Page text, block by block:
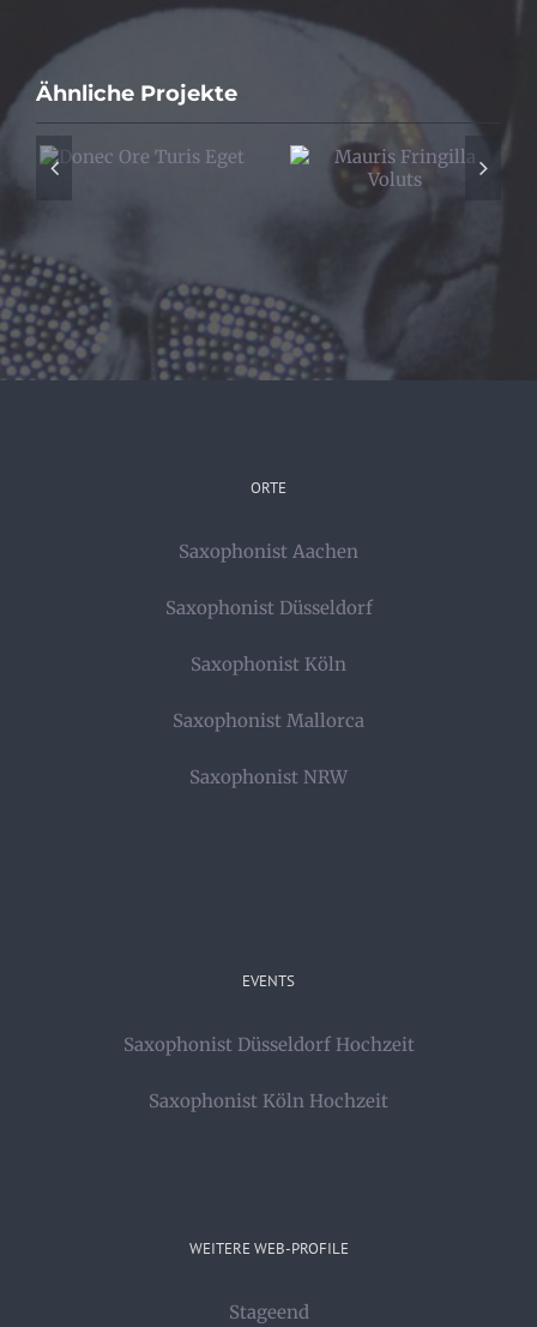
Ähnliche Projekte
Mauris Fringilla
Proin Sodales
Quam
ORTE
Saxophonist Aachen
Saxophonist Düsseldorf
Saxophonist Köln
Saxophonist Mallorca
Saxophonist NRW
EVENTS
Saxophonist Düsseldorf Hochzeit
Saxophonist Köln Hochzeit
WEITERE WEB-PROFILE
Stageend